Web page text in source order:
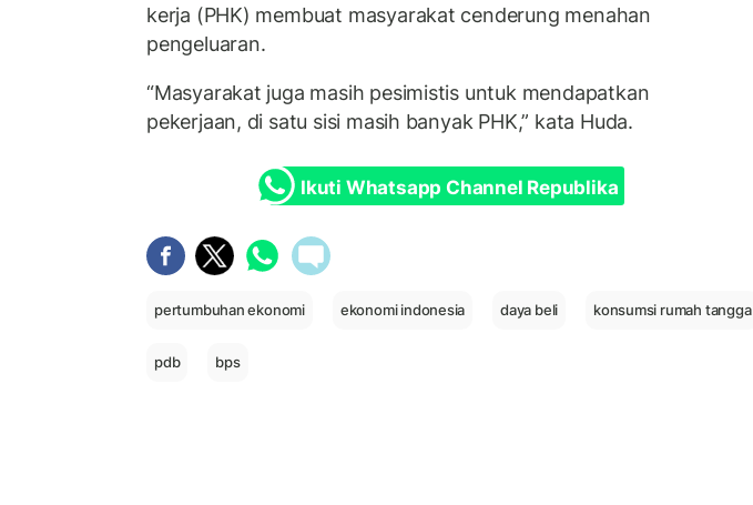
kerja (PHK) membuat masyarakat cenderung menahan
pengeluaran.
“Masyarakat juga masih pesimistis untuk mendapatkan
pekerjaan, di satu sisi masih banyak PHK,” kata Huda.
Ikuti Whatsapp Channel Republika
pertumbuhan ekonomi ekonomi indonesia daya beli konsumsi rumah tangga
pdb bps